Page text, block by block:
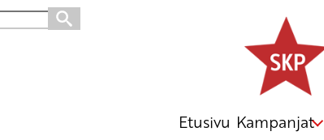
Etusivu Kampanjat
käynnistää kannattajakorttikeräyksen